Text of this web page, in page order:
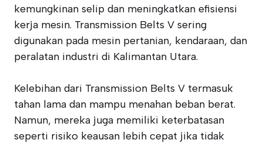
kemungkinan selip dan meningkatkan efisiensi
kerja mesin. Transmission Belts V sering
digunakan pada mesin pertanian, kendaraan, dan
peralatan industri di Kalimantan Utara.
Kelebihan dari Transmission Belts V termasuk
tahan lama dan mampu menahan beban berat.
Namun, mereka juga memiliki keterbatasan
seperti risiko keausan lebih cepat jika tidak